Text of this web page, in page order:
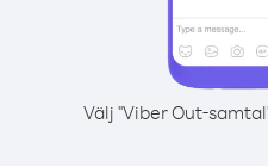
Välj "Viber Out-